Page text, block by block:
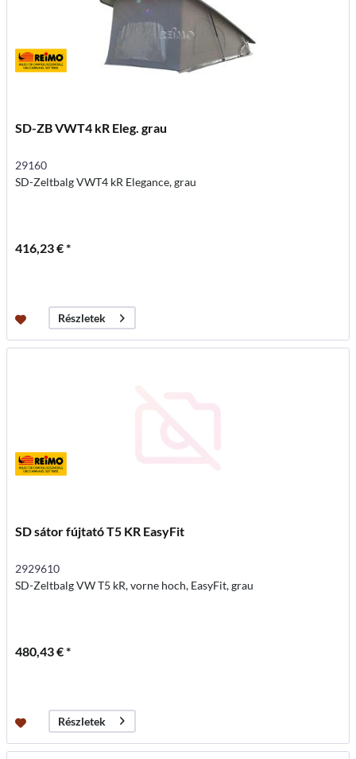
SD-ZB VWT4 kR Eleg. grau
29160
SD-Zeltbalg VWT4 kR Elegance, grau
416,23 € *
Részletek
SD sátor fújtató T5 KR EasyFit
2929610
SD-Zeltbalg VW T5 kR, vorne hoch, EasyFit, grau
480,43 € *
Részletek